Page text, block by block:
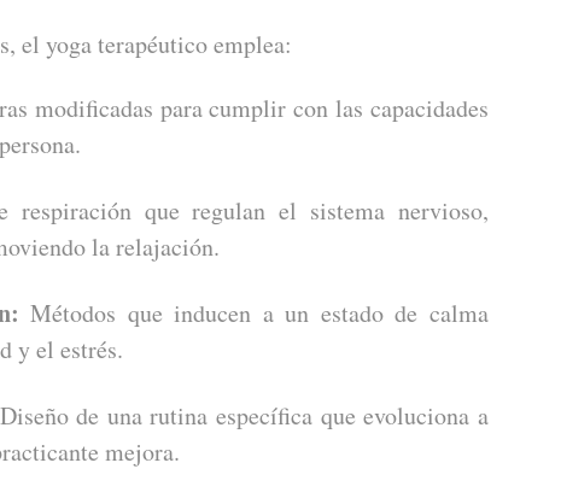
el yoga terapéutico emplea:
modificadas para cumplir con las capacidades
respiración que regulan el sistema nervioso,
la relajación.
Métodos que inducen a un estado de calma
y el estrés.
Diseño de una rutina específica que evoluciona a
mejora.